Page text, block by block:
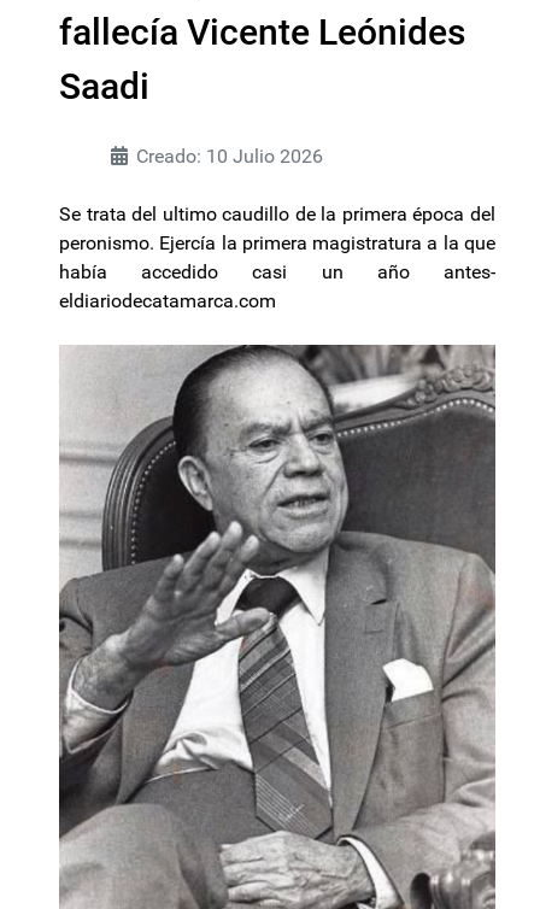
fallecía Vicente Leónides
Saadi
Creado: 10 Julio 2026
Se trata del ultimo caudillo de la primera época del
peronismo. Ejercía la primera magistratura a la que
había accedido casi un año antes-
eldiariodecatamarca.com